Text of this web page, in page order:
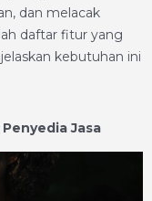
dan melacak
daftar fitur yang
kebutuhan ini
Jasa